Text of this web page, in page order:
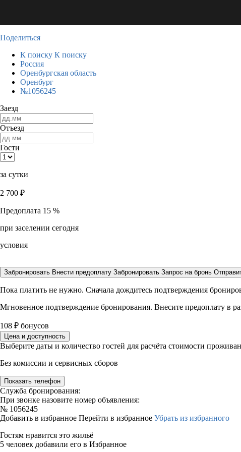
Поделиться
К поиску К поиску
Россия
Оренбургская область
Оренбург
№1056245
Заезд
Отъезд
Гости
за сутки
2 700 ₽
Предоплата 15 %
при заселении сегодня
условия
Забронировать Внести предоплату Забронировать Запрос на бронь
Пока платить не нужно. Сначала дождитесь подтверждения
Мгновенное подтверждение бронирования. Внесите предоплату в
108 ₽ бонусов
Цена и доступность
Выберите даты и количество гостей для расчёта стоимости
Без комиссии и сервисных сборов
Показать телефон
Служба бронирования:
При звонке назовите номер объявления:
№ 1056245
Добавить в избранное Перейти в избранное Убрать из избранного
Гостям нравится это жильё
5 человек добавили его в Избранное